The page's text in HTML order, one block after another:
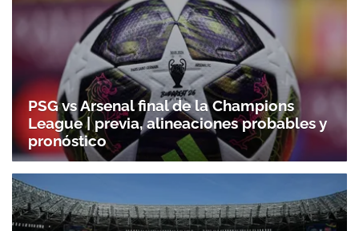
PSG vs Arsenal final de la Champions
League | previa, alineaciones probables y
pronóstico